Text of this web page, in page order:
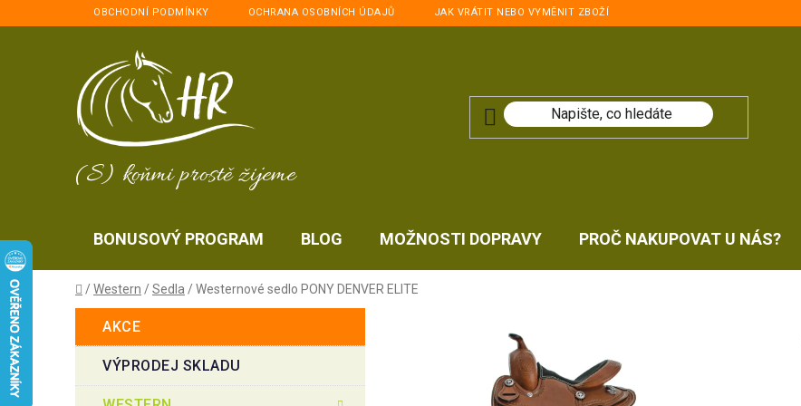
na
OBCHODNÍ PODMÍNKY OCHRANA OSOBNÍCH ÚDAJŮ JAK VRÁTIT NEBO VYMĚNIT ZBOŽÍ
(S) koňmi prostě žijeme
BONUSOVÝ PROGRAM BLOG MOŽNOSTI DOPRAVY PROČ NAKUPOVAT U NÁS?
Domů
/Western /Sedla /Westernové sedlo PONY DENVER ELITE
o
t
kategorie
AKCE
VÝPRODEJ SKLADU